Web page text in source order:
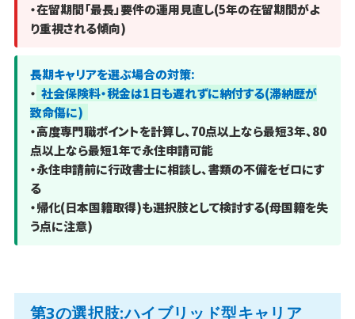
・在留期間「最長」要件の運用見直し(5年の在留期間がよ
り重視される傾向)
長期キャリアを選ぶ場合の対策:
・ 社会保険料・税金は1日も遅れずに納付する(滞納歴が
致命傷に)
・高度専門職ポイントを計算し、70点以上なら最短3年、80
点以上なら最短1年で永住申請可能
・永住申請前に行政書士に相談し、書類の不備をゼロにす
る
・帰化(日本国籍取得)も選択肢として検討する(母国籍を失
う点に注意)
第3の選択肢:ハイブリッド型キャリア